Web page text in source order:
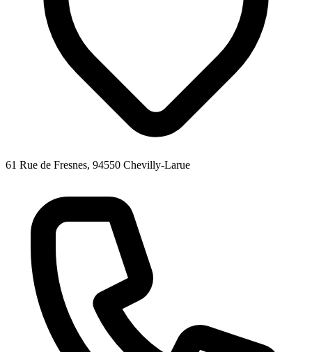
61 Rue de Fresnes, 94550 Chevilly-Larue